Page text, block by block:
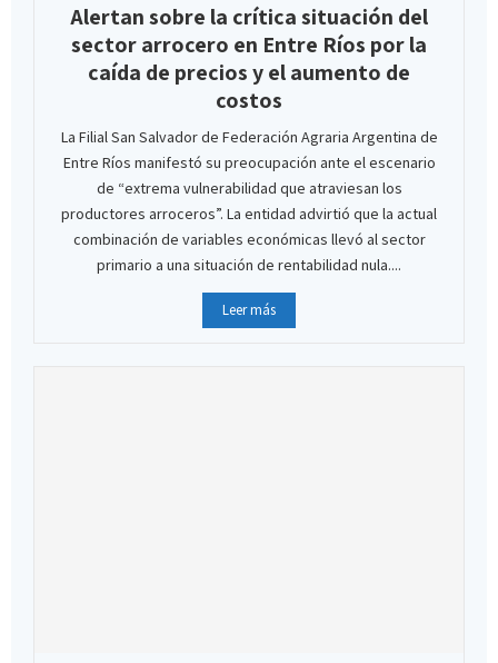
Alertan sobre la crítica situación del
sector arrocero en Entre Ríos por la
caída de precios y el aumento de
costos
La Filial San Salvador de Federación Agraria Argentina de
Entre Ríos manifestó su preocupación ante el escenario
de “extrema vulnerabilidad que atraviesan los
productores arroceros”. La entidad advirtió que la actual
combinación de variables económicas llevó al sector
primario a una situación de rentabilidad nula....
Leer más